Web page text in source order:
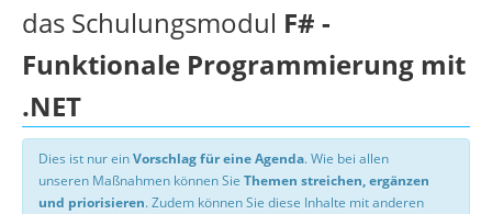
das Schulungsmodul F# -
Funktionale Programmierung mit
.NET
Dies ist nur einVorschlag für eine Agenda. Wie bei allen
unseren Maßnahmen können Sie Themen streichen, ergänzen
und priorisieren. Zudem können Sie diese Inhalte mit anderen